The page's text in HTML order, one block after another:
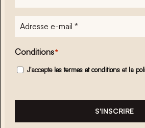
Adresse
e-
mail*
Conditions*
J'accepte les termes et conditions et la
S'INSCRIRE